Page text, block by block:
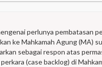
perlunya pembatasan
ke Mahkamah Agung (MA)
sebagai respon atas
(case backlog) di